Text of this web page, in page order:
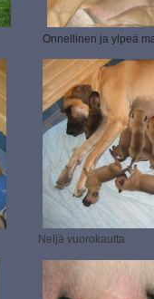
Onnellinen ja ylpeä
Neljä vuorokautta